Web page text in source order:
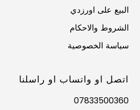
البيع على اورزدي
الشروط والاحكام
سياسة الخصوصية
اتصل او واتساب او راسلنا
07833500360